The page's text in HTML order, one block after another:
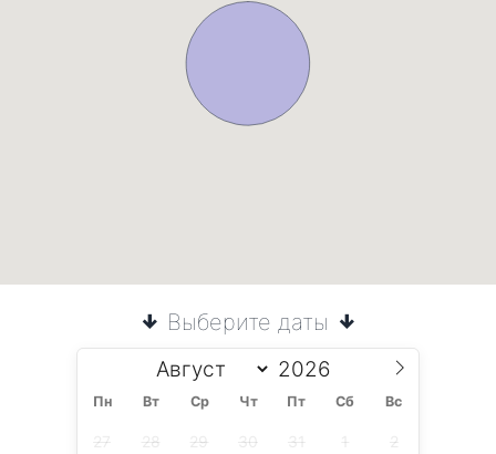
Выберите даты
Пн Вт Ср Чт Пт Сб Вс
27 28 29 30 31 1 2